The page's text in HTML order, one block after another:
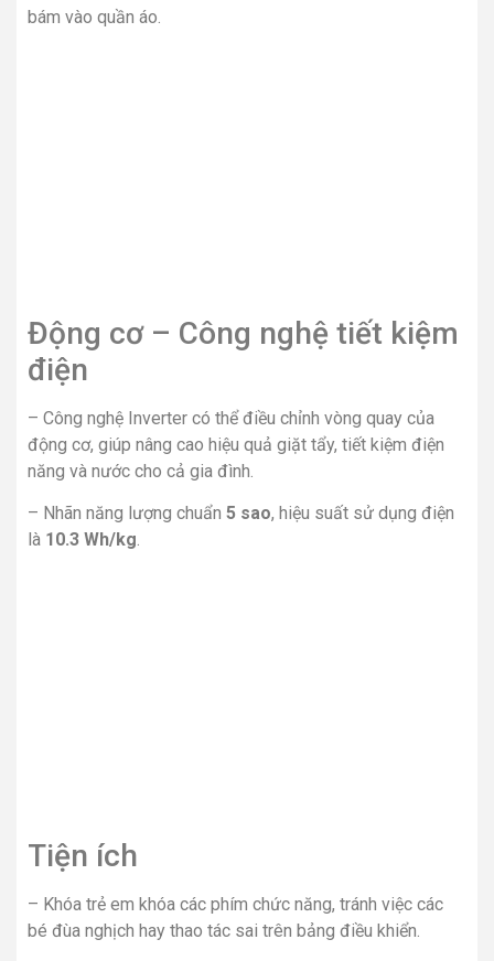
bám vào quần áo.
Động cơ – Công nghệ tiết kiệm
điện
– Công nghệ Inverter có thể điều chỉnh vòng quay của
động cơ, giúp nâng cao hiệu quả giặt tẩy, tiết kiệm điện
năng và nước cho cả gia đình.
– Nhãn năng lượng chuẩn 5 sao, hiệu suất sử dụng điện
là 10.3 Wh/kg.
Tiện ích
– Khóa trẻ em khóa các phím chức năng, tránh việc các
bé đùa nghịch hay thao tác sai trên bảng điều khiển.